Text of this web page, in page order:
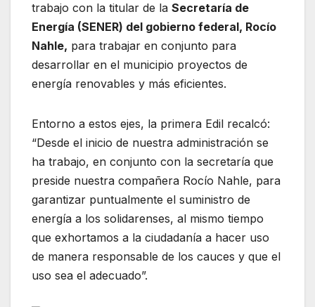
trabajo con la titular de la Secretaría de
Energía (SENER) del gobierno federal, Rocío
Nahle, para trabajar en conjunto para
desarrollar en el municipio proyectos de
energía renovables y más eficientes.
Entorno a estos ejes, la primera Edil recalcó:
“Desde el inicio de nuestra administración se
ha trabajo, en conjunto con la secretaría que
preside nuestra compañera Rocío Nahle, para
garantizar puntualmente el suministro de
energía a los solidarenses, al mismo tiempo
que exhortamos a la ciudadanía a hacer uso
de manera responsable de los cauces y que el
uso sea el adecuado”.